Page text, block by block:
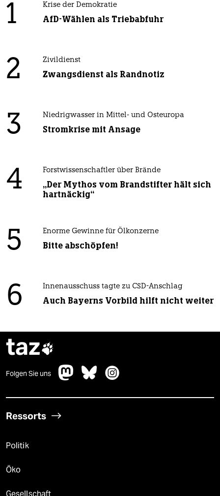
1 Krise der Demokratie
AfD-Wählen als Triebabfuhr
2 Zivildienst
Zwangsdienst als Randnotiz
3 Niedrigwasser in Mittel- und Osteuropa
Stromkrise mit Ansage
4 Forstwissenschaftler über Brände
„Der Mythos vom Brandstifter hält sich
hartnäckig“
5 Enorme Gewinne für Ölkonzerne
Bitte abschöpfen!
6 Innenausschuss tagte zu CSD-Anschlag
Auch Bayerns Vorbild hilft nicht weiter
taz
Folgen Sie uns
Ressorts
Politik
Öko
Gesellschaft